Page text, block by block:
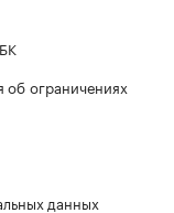
ограничениях
данных